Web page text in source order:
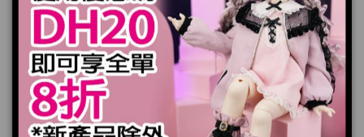
*娃娃，頭髮和鞋子不包括在內
產品實際顏色可能會跟顯示器上稍有差別
加入購物車